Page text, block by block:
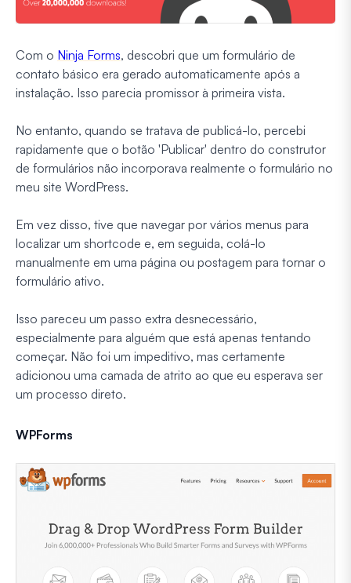
Com o Ninja Forms, descobri que um formulário de
contato básico era gerado automaticamente após a
instalação. Isso parecia promissor à primeira vista.
No entanto, quando se tratava de publicá-lo, percebi
rapidamente que o botão 'Publicar' dentro do construtor
de formulários não incorporava realmente o formulário no
meu site WordPress.
Em vez disso, tive que navegar por vários menus para
localizar um shortcode e, em seguida, colá-lo
manualmente em uma página ou postagem para tornar o
formulário ativo.
Isso pareceu um passo extra desnecessário,
especialmente para alguém que está apenas tentando
começar. Não foi um impeditivo, mas certamente
adicionou uma camada de atrito ao que eu esperava ser
um processo direto.
WPForms